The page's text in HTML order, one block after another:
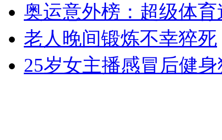
山西运城恶犬咬伤多人 警民合力深夜将其击毙
奥运意外榜：超级体
老人晚间锻炼不幸猝死
25岁女主播感冒后健